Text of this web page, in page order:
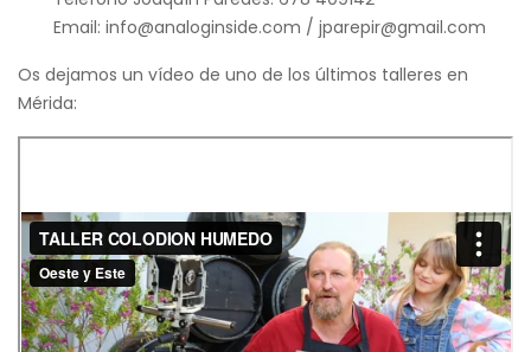
Email: info@analoginside.com / jparepir@gmail.com
Os dejamos un vídeo de uno de los últimos talleres en
Mérida: